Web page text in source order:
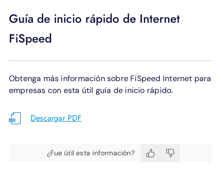
Guía de inicio rápido de Internet
FiSpeed
Obtenga más información sobre FiSpeed Internet para
empresas con esta útil guía de inicio rápido.
Descargar PDF
¿Fue útil esta información?